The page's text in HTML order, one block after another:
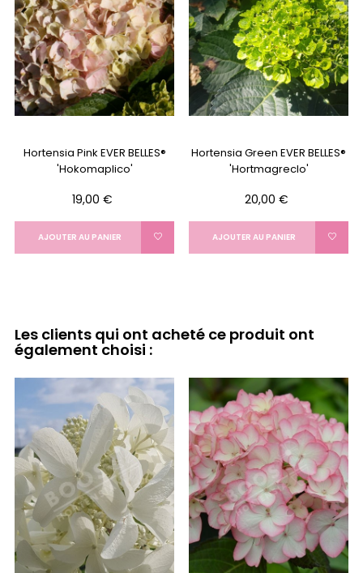
Hortensia Pink EVER BELLES®
'Hokomaplico'
Prix
19,00 €
AJOUTER AU PANIER
Hortensia Green EVER BELLES®
'Hortmagreclo'
Prix
20,00 €
AJOUTER AU PANIER
Les clients qui ont acheté ce produit ont
également choisi :